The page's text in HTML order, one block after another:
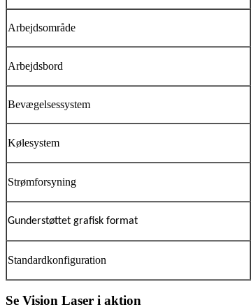
Arbejdsområde
Arbejdsbord
Bevægelsessystem
Kølesystem
Strømforsyning
Gunderstøttet grafisk format
Standardkonfiguration
Se Vision Laser i aktion